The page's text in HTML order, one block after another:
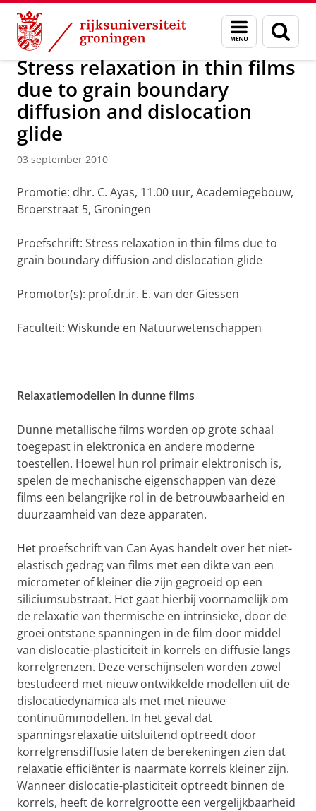
Skip
Content
Skip
Navigation
Menu
en
zoeken
Over ons Actueel Nieuws Nieuwsberichten
Stress relaxation in thin films
due to grain boundary
diffusion and dislocation
glide
03 september 2010
Promotie: dhr. C. Ayas, 11.00 uur, Academiegebouw,
Broerstraat 5, Groningen
Proefschrift: Stress relaxation in thin films due to
grain boundary diffusion and dislocation glide
Promotor(s): prof.dr.ir. E. van der Giessen
Faculteit: Wiskunde en Natuurwetenschappen
Relaxatiemodellen in dunne films
Dunne metallische films worden op grote schaal
toegepast in elektronica en andere moderne
toestellen. Hoewel hun rol primair elektronisch is,
spelen de mechanische eigenschappen van deze
films een belangrijke rol in de betrouwbaarheid en
duurzaamheid van deze apparaten.
Het proefschrift van Can Ayas handelt over het niet-
elastisch gedrag van films met een dikte van een
micrometer of kleiner die zijn gegroeid op een
siliciumsubstraat. Het gaat hierbij voornamelijk om
de relaxatie van thermische en intrinsieke, door de
groei ontstane spanningen in de film door middel
van dislocatie-plasticiteit in korrels en diffusie langs
korrelgrenzen. Deze verschijnselen worden zowel
bestudeerd met nieuw ontwikkelde modellen uit de
dislocatiedynamica als met met nieuwe
continuümmodellen. In het geval dat
spanningsrelaxatie uitsluitend optreedt door
korrelgrensdiffusie laten de berekeningen zien dat
relaxatie efficiënter is naarmate korrels kleiner zijn.
Wanneer dislocatie-plasticiteit optreedt binnen de
korrels, heeft de korrelgrootte een vergelijkbaarheid